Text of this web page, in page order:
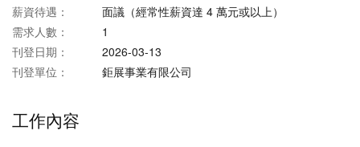
薪資待遇：
面議（經常性薪資達 4 萬元或以上）
需求人數：
1
刊登日期：
2026-03-13
刊登單位：
鉅展事業有限公司
工作內容